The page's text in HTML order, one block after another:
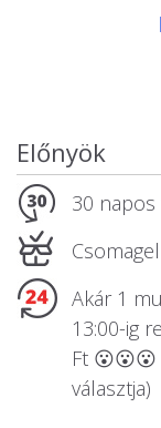
Állatos
Előnyök
30
Akár 1
13:00-ig
Ft
választja)